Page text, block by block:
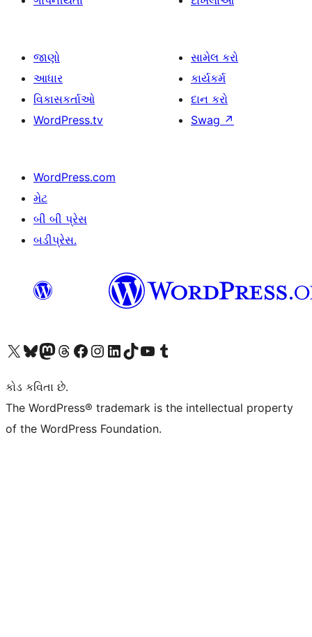
જાણો
આધાર
વિકાસકર્તાઓ
WordPress.tv
સામેલ કરો
કાર્યકર્મ
દાન કરો
Swag ↗
WordPress.com
મેટ
બી બી પ્રેસ
બડીપ્રેસ.
અમારા X (અગાઉ ટ્વિટર) એકાઉન્ટની મુલાકાત લોઅમારા Bluesky એકાઉન્ટની મુલાકાત લોઅમારા માસ્ટોડોન એકાઉન્ટની મુલાકાત લોઅમારા Threads એકાઉન્ટની મુલાકાત લો અમારા ફેસબુક પેજની મુલાકાત લોઅમારા ઇન્સ્ટાગ્રામ એકાઉન્ટની મુલાકાત લો અમારા LinkedIn એકાઉન્ટની મુલાકાત લોઅમારા TikTok એકાઉન્ટની મુલાકાત લોઅમારી YouTube ચેનલની મુલાકાત લો અમારા Tumblr એકાઉન્ટની મુલાકાત લો
કોડ કવિતા છે.
The WordPress® trademark is the intellectual property
of the WordPress Foundation.